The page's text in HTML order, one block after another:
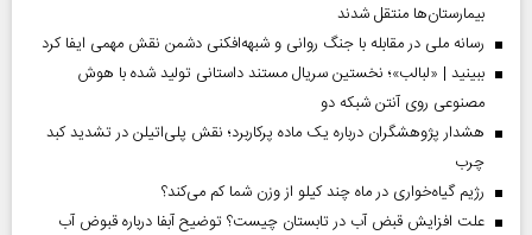
بیمارستان‌ها منتقل شدند
رسانه ملی در مقابله با جنگ روانی و شبهه‌افکنی دشمن نقش مهمی ایفا کرد
ببینید | «لبالب»؛ نخستین سریال مستند داستانی تولید شده با هوش
مصنوعی روی آنتن شبکه دو
هشدار پژوهشگران درباره یک ماده پرکاربرد؛ نقش پلی‌اتیلن در تشدید کبد
چرب
رژیم گیاه‌خواری در ماه چند کیلو از وزن شما کم می‌کند؟
علت افزایش قبض آب در تابستان چیست؟ توضیح آبفا درباره قبوض آب